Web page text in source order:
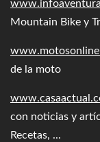
Mountain Bike y
de la moto
con noticias y
Recetas, ...